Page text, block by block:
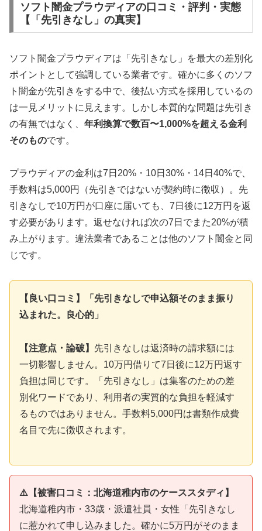
ソフト闇金プラウディアの口コミ・評判・実態
【「先引きなし」の真実】
ソフト闇金プラウディアは「先引きなし」を最大の差別化
ポイントとして強調している業者です。確かに多くのソフ
ト闇金が先引きをする中で、後払い方式を採用しているの
は一見メリットに見えます。しかし本質的な問題は先引き
の有無ではなく、 年利換算で数百〜1,000%を超える金利
そのものです。
プラウディアの金利は7日20%・10日30%・14日40%で、
手数料は5,000円（先引きではないが契約時に徴収）。先
引きなしで10万円が口座に届いても、7日後に12万円を返
す必要があります。返せなければ次の7日でまた20%が積
み上がります。違法業者であることは他のソフト闇金と同
じです。
【良い口コミ】「先引きなしで申込額そのまま振り
込まれた。良心的」
【注意点・論破】 先引きなしは返済時の請求額には
一切影響しません。10万円借りて7日後に12万円返す
負担は同じです。「先引きなし」は集客のための差
別化ワードであり、利用者の実質的な負担を軽減す
るものではありません。手数料5,000円は書類作成費
名目で先に徴収されます。
⚠️【被害口コミ：北海道稚内市のケーススタディ】
北海道稚内市・33歳・派遣社員・女性「先引きなし
に惹かれて申し込みました。確かに5万円がそのまま